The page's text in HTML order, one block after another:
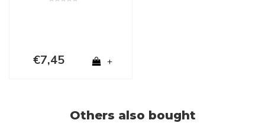
€7,45 +
Others also bought